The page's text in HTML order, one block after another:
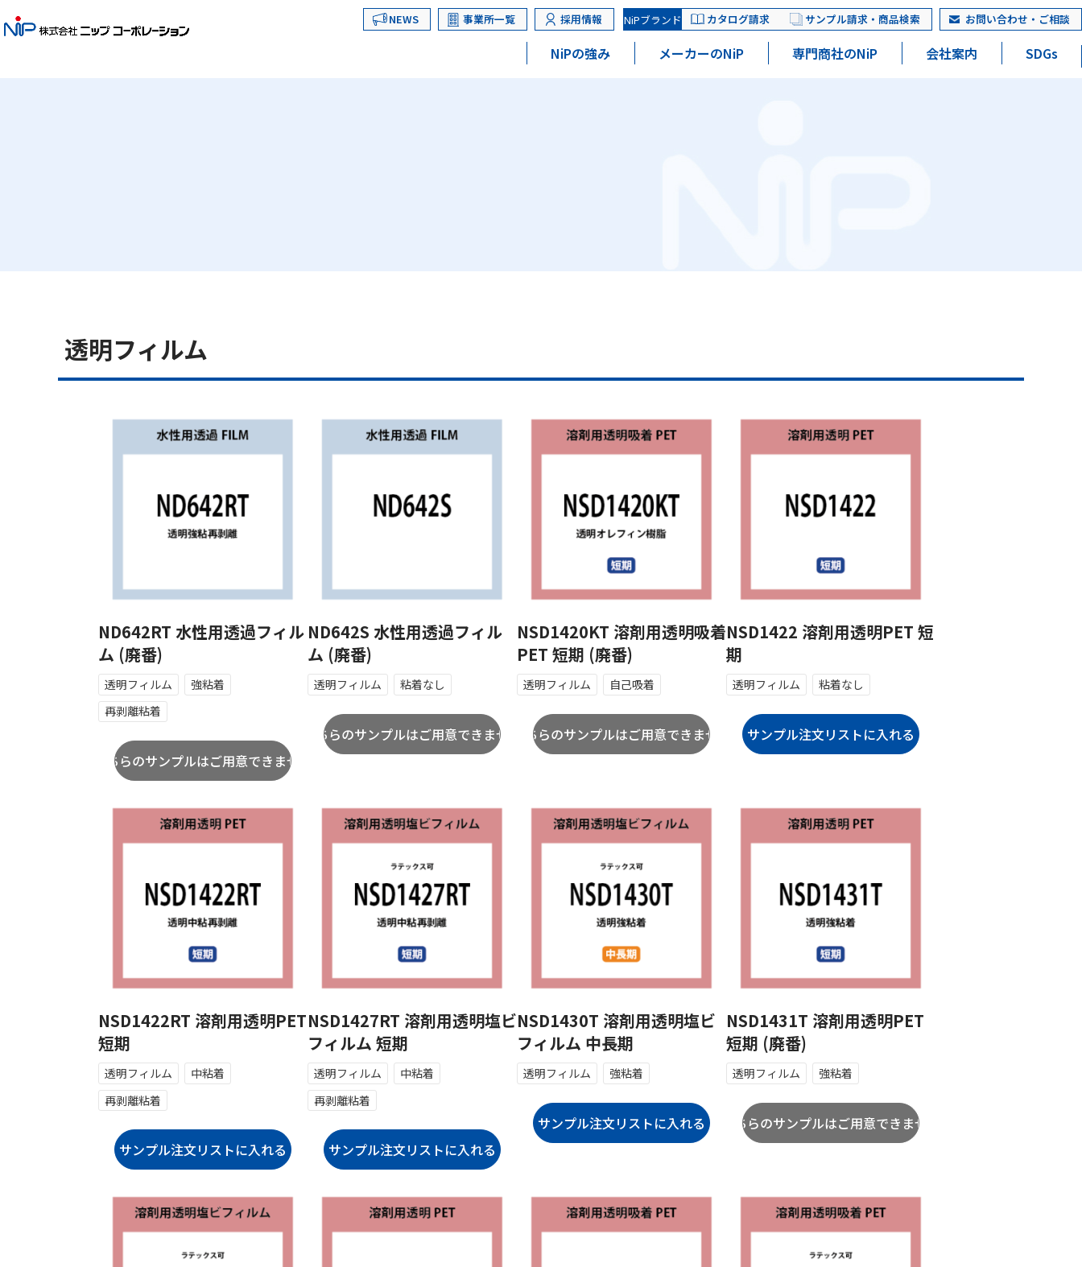
NEWS 事業所一覧 採用情報 NiPブランド カタログ請求 サンプル請求・商品検索 お問い合わせ・ご相談
NiPの強み メーカーのNiP 専門商社のNiP 会社案内 SDGs
透明フィルム
ND642RT 水性用透過フィル
ム (廃番)
透明フィルム
強粘着
再剥離粘着
ND642S 水性用透過フィル
ム (廃番)
透明フィルム 粘着なし
NSD1420KT 溶剤用透明吸着
PET 短期 (廃番)
透明フィルム 自己吸着
NSD1422 溶剤用透明PET 短
期
透明フィルム 粘着なし
NSD1422RT 溶剤用透明PET
短期
透明フィルム
中粘着
再剥離粘着
NSD1427RT 溶剤用透明塩ビ
フィルム 短期
透明フィルム
中粘着
再剥離粘着
NSD1430T 溶剤用透明塩ビ
フィルム 中長期
透明フィルム 強粘着
NSD1431T 溶剤用透明PET
短期 (廃番)
透明フィルム 強粘着